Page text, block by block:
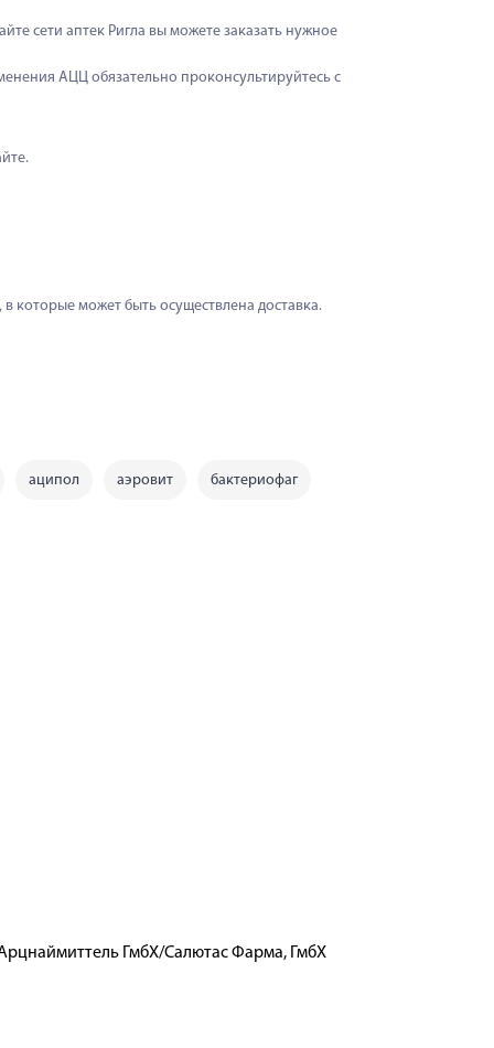
сети аптек Ригла вы можете заказать нужное
АЦЦ обязательно проконсультируйтесь с
которые может быть осуществлена доставка.
аципол аэровит бактериофаг
ГмбХ/Салютас Фарма, ГмбХ